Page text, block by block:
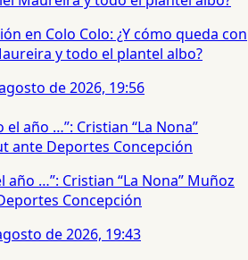
en Colo Colo: ¿Y cómo queda con
y todo el plantel albo?
de 2026, 19:56
…”: Cristian “La Nona” Muñoz
Concepción
de 2026, 19:43